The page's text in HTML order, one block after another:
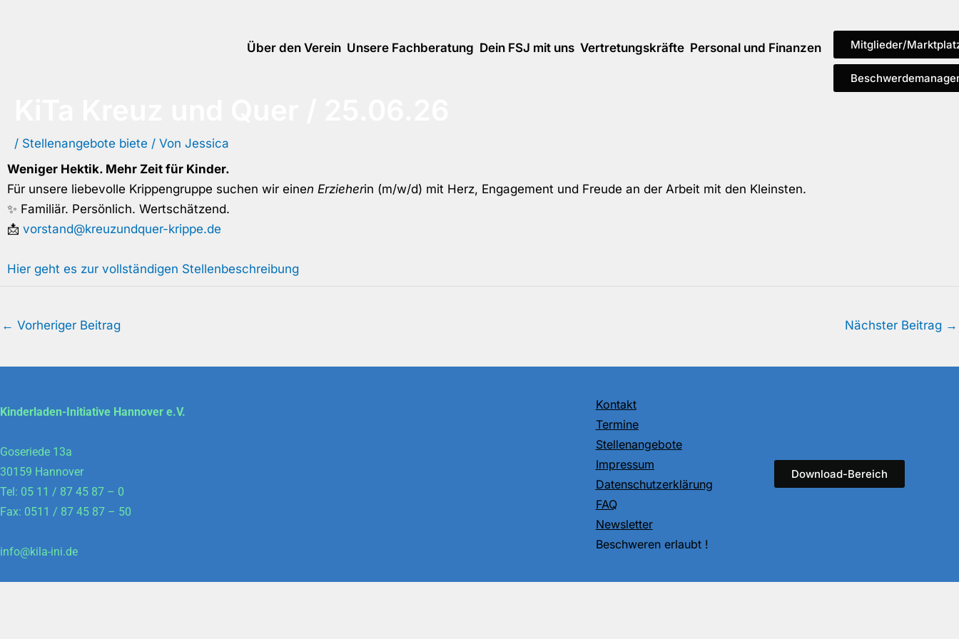
Über den Verein Unsere Fachberatung Dein FSJ mit uns Vertretungskräfte Personal und Finanzen Mitglieder/
/ Stellenangebote biete / Von Jessica
Weniger Hektik. Mehr Zeit für Kinder.
Für unsere liebevolle Krippengruppe suchen wir einen Erzieherin (m/w/d) mit Herz, Engagement und Freude an der Arbeit mit den Kleinsten.
✨ Familiär. Persönlich. Wertschätzend.
📩 vorstand@kreuzundquer-krippe.de
Hier geht es zur vollständigen Stellenbeschreibung
← Vorheriger Beitrag Nächster Beitrag →
Kinderladen-Initiative Hannover e.V.
Goseriede 13a
30159 Hannover
Tel: 05 11 / 87 45 87 – 0
Fax: 0511 / 87 45 87 – 50
info@kila-ini.de
Kontakt
Termine
Stellenangebote
Impressum
Datenschutzerklärung
FAQ
Newsletter
Beschweren erlaubt !
Download-Bereich